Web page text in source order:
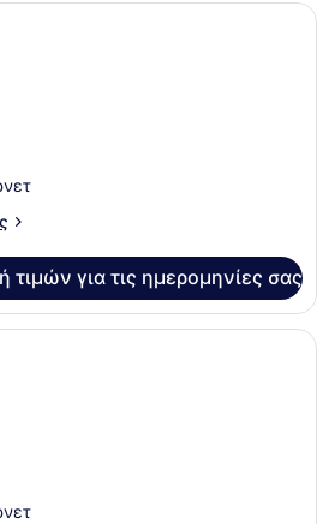
Ένα δωμάτιο ξενοδοχείου με ένα
τιμών για τις ημερομηνίες σας
Ένα σύγχρονο δωμάτιο